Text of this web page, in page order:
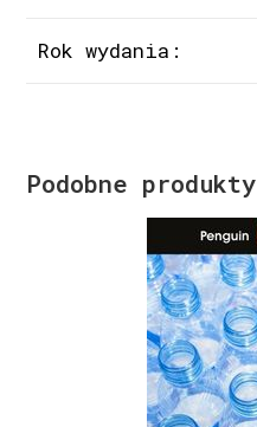
Rok wydania:
Podobne produkty